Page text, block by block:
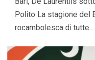
Polito La stagione del
rocambolesca di tutte....